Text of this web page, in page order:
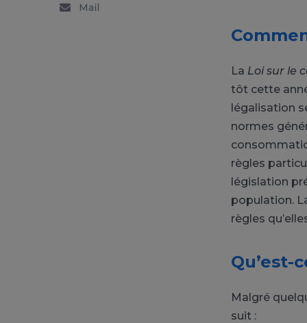
La Loi sur le
tôt cette
légalisation
normes
règles
législation
population.
règles
Qu’est-
Malgré
suit :
Mail